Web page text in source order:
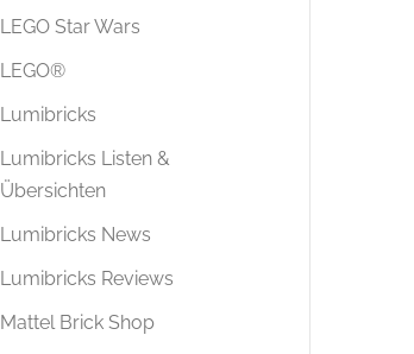
LEGO Star Wars
LEGO®
Lumibricks
Lumibricks Listen &
Übersichten
Lumibricks News
Lumibricks Reviews
Mattel Brick Shop